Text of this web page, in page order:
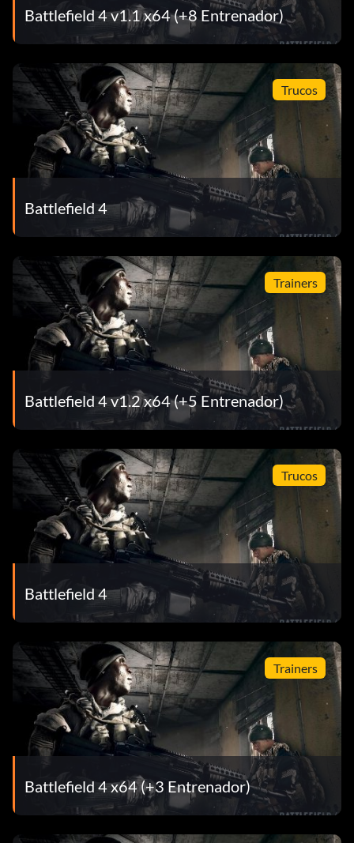
Battlefield 4 v1.1 x64 (+8 Entrenador)
Trucos
Battlefield 4
Trainers
Battlefield 4 v1.2 x64 (+5 Entrenador)
Trucos
Battlefield 4
Trainers
Battlefield 4 x64 (+3 Entrenador)